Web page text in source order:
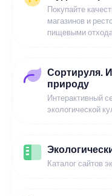
Покупайте
магазинов и
пищевыми
Сортируля.
природу
Интерактивный
экологической
Каталог сайтов